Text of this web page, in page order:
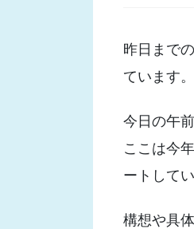
昨日まで
ています。
今日の午
ここは今
ートしてい
構想や具